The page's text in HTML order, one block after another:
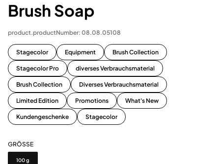
Brush Soap
product.productNumber: 08.08.05108
Stagecolor Equipment Brush Collection
Stagecolor Pro diverses Verbrauchsmaterial
Brush Collection Diverses Verbrauchsmaterial
Limited Edition Promotions What's New
Kundengeschenke Stagecolor
GRÖSSE
Grösse
100 g